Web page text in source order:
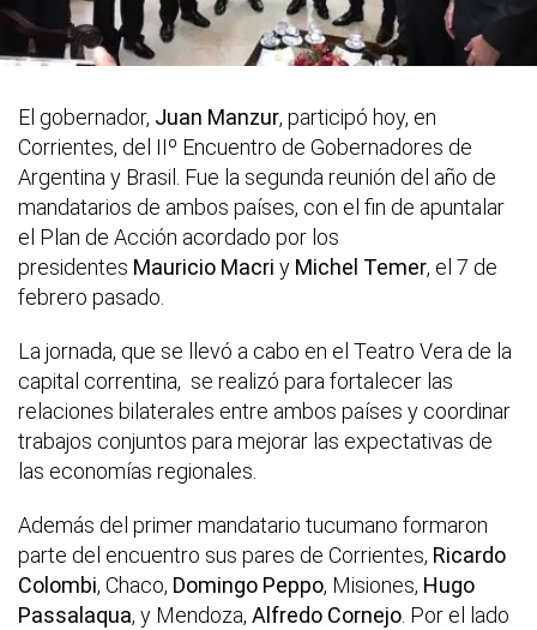
El gobernador, Juan Manzur, participó hoy, en
Corrientes, del IIº Encuentro de Gobernadores de
Argentina y Brasil. Fue la segunda reunión del año de
mandatarios de ambos países, con el fin de apuntalar
el Plan de Acción acordado por los
presidentes Mauricio Macri y Michel Temer, el 7 de
febrero pasado.
La jornada, que se llevó a cabo en el Teatro Vera de la
capital correntina, se realizó para fortalecer las
relaciones bilaterales entre ambos países y coordinar
trabajos conjuntos para mejorar las expectativas de
las economías regionales.
Además del primer mandatario tucumano formaron
parte del encuentro sus pares de Corrientes, Ricardo
Colombi, Chaco, Domingo Peppo, Misiones, Hugo
Passalaqua, y Mendoza, Alfredo Cornejo. Por el lado